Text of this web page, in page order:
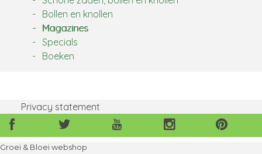
Bollen en knollen
Magazines
Specials
Boeken
Privacy statement
ons
ook
Volg
ons
ook
ons
Volg
ons
Volg
ons
Groei & Bloei webshop